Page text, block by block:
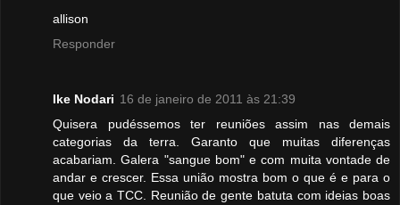
allison
Responder
Ike Nodari 16 de janeiro de 2011 às 21:39
Quisera pudéssemos ter reuniões assim nas demais
categorias da terra. Garanto que muitas diferenças
acabariam. Galera "sangue bom" e com muita vontade de
andar e crescer. Essa união mostra bom o que é e para o
que veio a TCC. Reunião de gente batuta com ideias boas